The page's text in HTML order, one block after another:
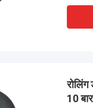
10